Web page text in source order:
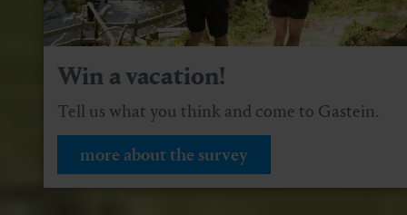
Win a vacation!
Tell us what you think and come to Gastein.
more about the survey